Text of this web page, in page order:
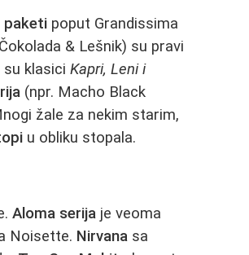
paketi poput Grandissima
& Lešnik) su pravi
su klasiciKapri, Leni i
(npr. Macho Black
žale za nekim starim,
u obliku stopala.
Aloma serija je veoma
Noisette. Nirvana sa